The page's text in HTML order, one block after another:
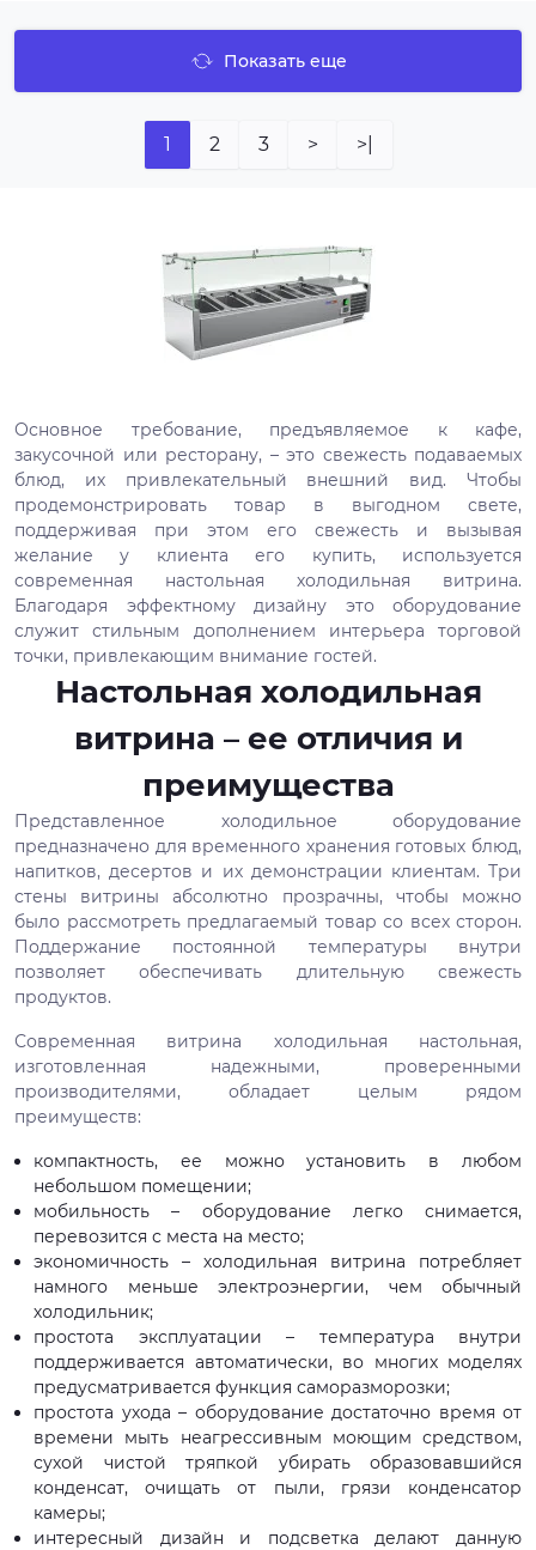
Показать еще
1 2 3 > >|
Основное требование, предъявляемое к кафе,
закусочной или ресторану, – это свежесть подаваемых
блюд, их привлекательный внешний вид. Чтобы
продемонстрировать товар в выгодном свете,
поддерживая при этом его свежесть и вызывая
желание у клиента его купить, используется
современная настольная холодильная витрина.
Благодаря эффектному дизайну это оборудование
служит стильным дополнением интерьера торговой
точки, привлекающим внимание гостей.
Настольная холодильная
витрина – ее отличия и
преимущества
Представленное холодильное оборудование
предназначено для временного хранения готовых блюд,
напитков, десертов и их демонстрации клиентам. Три
стены витрины абсолютно прозрачны, чтобы можно
было рассмотреть предлагаемый товар со всех сторон.
Поддержание постоянной температуры внутри
позволяет обеспечивать длительную свежесть
продуктов.
Современная витрина холодильная настольная,
изготовленная надежными, проверенными
производителями, обладает целым рядом
преимуществ:
компактность, ее можно установить в любом
небольшом помещении;
мобильность – оборудование легко снимается,
перевозится с места на место;
экономичность – холодильная витрина потребляет
намного меньше электроэнергии, чем обычный
холодильник;
простота эксплуатации – температура внутри
поддерживается автоматически, во многих моделях
предусматривается функция саморазморозки;
простота ухода – оборудование достаточно время от
времени мыть неагрессивным моющим средством,
сухой чистой тряпкой убирать образовавшийся
конденсат, очищать от пыли, грязи конденсатор
камеры;
интересный дизайн и подсветка делают данную